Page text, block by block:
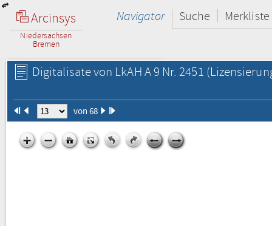
Arcinsys
Niedersachsen
Bremen
Navigator Suche Merkliste
Digitalisate von LkAH A 9 Nr. 2451
von 68